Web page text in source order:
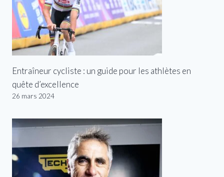
Entraîneur cycliste : un guide pour les athlètes en
quête d’excellence
26 mars 2024